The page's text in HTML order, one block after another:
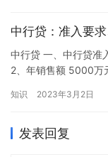
人且无变更过，保单
中行贷：准入要
中行贷 一、中行贷准
2、年销售额 5000万
额不得低于 1000 万
知识 2023年3月2日
发表回复